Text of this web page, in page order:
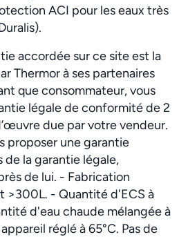
ACI pour les eaux très
accordée sur ce site est la
Thermor à ses partenaires
que consommateur, vous
légale de conformité de 2
due par votre vendeur.
proposer une garantie
la garantie légale,
de lui. - Fabrication
>300L. - Quantité d'ECS à
d'eau chaude mélangée à
réglé à 65°C. Pas de